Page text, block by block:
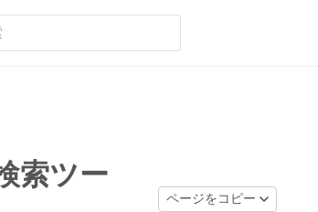
索ツー
ページをコピー